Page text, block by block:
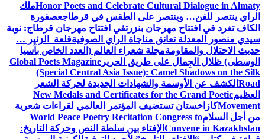
Honor Poets and Celebrate Cultural Dialogue in Almatyملك
الراي ينتصر للفن… وينتصر على الطقس في قرطاجعصفورة
الكاف تغرد في افتتاح مهرجان بنزرتفي افتتاح مهرجان قرطاج: نوبة
سيدي منصور المعدلة تعانق مناجاة الراي الصوفيةقلعة الزئير …
حديث الاحتلال والمقاومةمجلة شعراء العالم (العدد الخاص بآسيا
الوسطى) ظلال الجِمال على طريق الحرير Global Poets Magazine
(Special Central Asia Issue): Camel Shadows on the Silk
Road الكشف عن الأوسمة والشهادات الجديدة لحركة الشعر
العظيمNew Medals and Certificates for the Grand Poetic
Movementكازاخستان تستضيف المؤتمر العالمي لقراءات شعرية
من أجل السلامWorld Peace Poetry Recitation Congress to
Convene in Kazakhstan الإفتاء بين سلطة النص وحركة التاريخ: